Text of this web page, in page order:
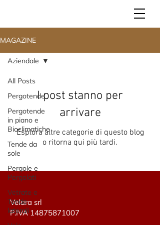
MAGAZINE
All Posts
Pergotende
Pergotende
in piano e
Bioclimatiche
Tende da
sole
Pergole e
Pergolati
Vetrate e
Tende
laterali
Aziendale
I post stanno per
arrivare
Esplora altre categorie di questo blog
o ritorna qui più tardi.
Velara srl
P.IVA 14875871007